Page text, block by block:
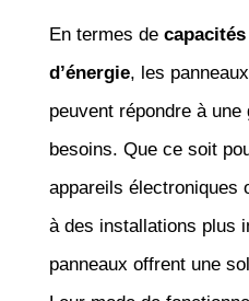
En termes de
d’énergie, les
peuvent répondre à
besoins. Que ce soit
appareils électroniques
à des installations plus
panneaux offrent une